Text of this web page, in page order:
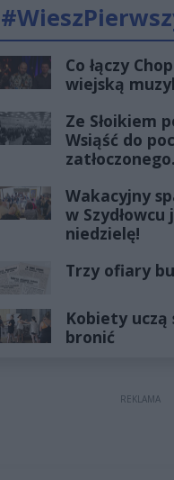
Co łączy
wiejską
Ze Słoikiem
Wsiąść do
Wakacyjny
w Szydłowcu
niedzielę!
Trzy ofiary
Kobiety uczą
bronić
REKLAMA